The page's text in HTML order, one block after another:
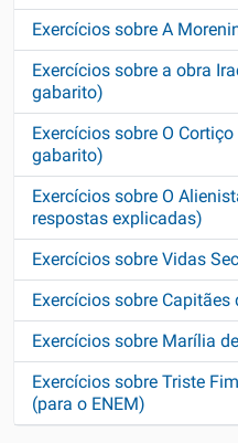
Exercícios sobre A
Exercícios sobre a obra
gabarito)
Exercícios sobre O
gabarito)
Exercícios sobre O
respostas explicadas)
Exercícios sobre Vidas
Exercícios sobre Capitães
Exercícios sobre Marília
Exercícios sobre Triste
(para o ENEM)